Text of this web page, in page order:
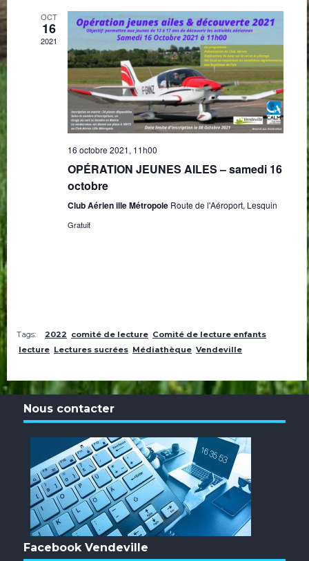
OCT
16
2021
16 octobre 2021, 11h00
OPÉRATION JEUNES AILES – samedi 16
octobre
Club Aérien ille Métropole Route de l'Aéroport, Lesquin
Gratuit
Tags: 2022 comité de lecture Comité de lecture enfants
lecture Lectures sucrées Médiathèque Vendeville
Nous contacter
Facebook Vendeville